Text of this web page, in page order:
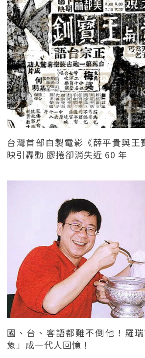
台灣首部自製電影《薛平貴與王
映引轟動 膠捲卻消失近 60 年
國、台、客語都難不倒他！羅
象」成一代人回憶！